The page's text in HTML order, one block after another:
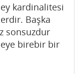
kardinalitesi
Başka
sonsuzdur
birebir bir